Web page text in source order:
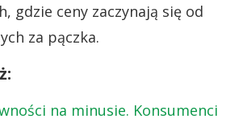
gdzie ceny zaczynają się od
za pączka.
na minusie. Konsumenci